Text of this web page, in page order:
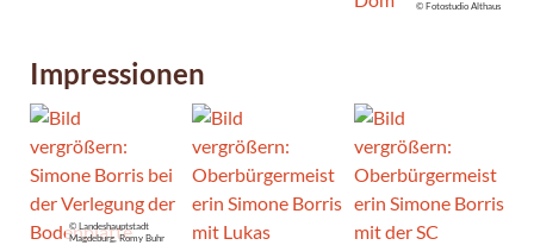
© Fotostudio Althaus
Impressionen
© Landeshauptstadt
Magdeburg, Romy Buhr